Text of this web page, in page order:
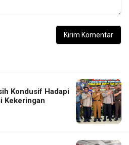
Kondusif Hadapi
Kekeringan